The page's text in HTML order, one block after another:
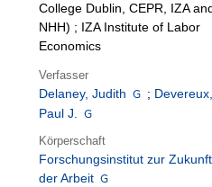
College Dublin, CEPR, IZA
NHH) ; IZA Institute of Labor
Economics
Verfasser
Delaney, Judith ;
Paul J.
Körperschaft
Forschungsinstitut zur Zukunft
der Arbeit